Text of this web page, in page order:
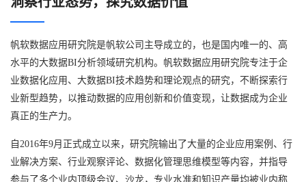
帆软数据应用研究院是帆软公司主导成立的，也是国内唯一的、高
水平的大数据BI分析领域研究机构。帆软数据应用研究院专注于企
业数据化应用、大数据BI技术趋势和理论观点的研究，不断探索行
业新型趋势，以推动数据的应用创新和价值变现，让数据成为企业
真正的生产力。
自2016年9月正式成立以来，研究院输出了大量的企业应用案例、行
业解决方案、行业观察评论、数据化管理思维模型等内容，并指导
参与了多个业内顶级会议、沙龙，专业水准和知识产量均被业内称